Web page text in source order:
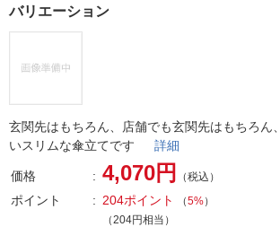
バリエーション
玄関先はもちろん、店舗でも玄関先はもちろん
いスリムな傘立てです 詳細
価格 4,070円 （税込）
ポイント 204ポイント （5%）
（204円相当）